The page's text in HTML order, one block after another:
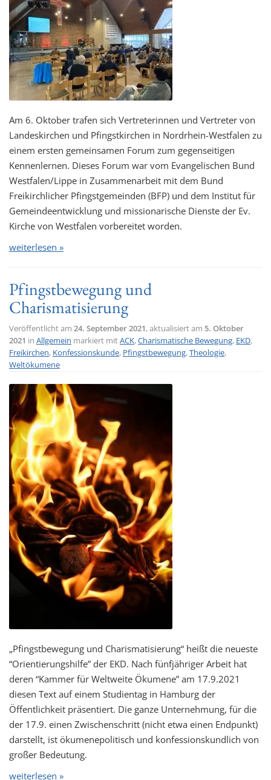
Am 6. Oktober trafen sich Vertreterinnen und Vertreter von
Landeskirchen und Pfingstkirchen in Nordrhein-Westfalen zu
einem ersten gemeinsamen Forum zum gegenseitigen
Kennenlernen. Dieses Forum war vom Evangelischen Bund
Westfalen/Lippe in Zusammenarbeit mit dem Bund
Freikirchlicher Pfingstgemeinden (BFP) und dem Institut für
Gemeindeentwicklung und missionarische Dienste der Ev.
Kirche von Westfalen vorbereitet worden.
weiterlesen »
Pfingstbewegung und
Charismatisierung
Veröffentlicht am 24. September 2021, aktualisiert am 5. Oktober
2021 in Allgemein markiert mitACK,Charismatische Bewegung, EKD,
Freikirchen, Konfessionskunde, Pfingstbewegung,Theologie,
Weltökumene
„Pfingstbewegung und Charismatisierung“ heißt die neueste
“Orientierungshilfe” der EKD. Nach fünfjähriger Arbeit hat
deren “Kammer für Weltweite Ökumene” am 17.9.2021
diesen Text auf einem Studientag in Hamburg der
Öffentlichkeit präsentiert. Die ganze Unternehmung, für die
der 17.9. einen Zwischenschritt (nicht etwa einen Endpunkt)
darstellt, ist ökumenepolitisch und konfessionskundlich von
großer Bedeutung.
weiterlesen »